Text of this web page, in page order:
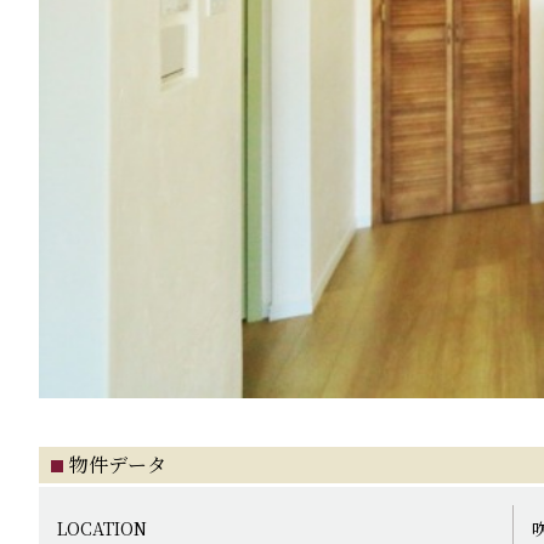
物件データ
LOCATION